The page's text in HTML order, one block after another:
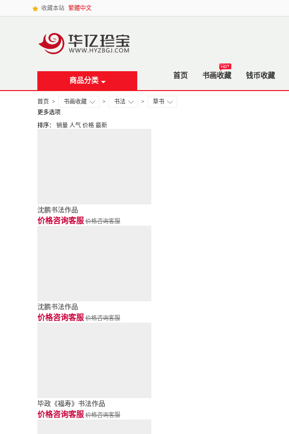
收藏本站 繁體中文
商品分类
首页 书画收藏 钱币收藏
首页 > 书画收藏 > 书法 >
草书
更多选项
排序：
销量 人气 价格 最新
沈鹏书法作品
价格咨询客服 价格咨询客服
沈鹏书法作品
价格咨询客服 价格咨询客服
毕政《福寿》书法作品
价格咨询客服 价格咨询客服